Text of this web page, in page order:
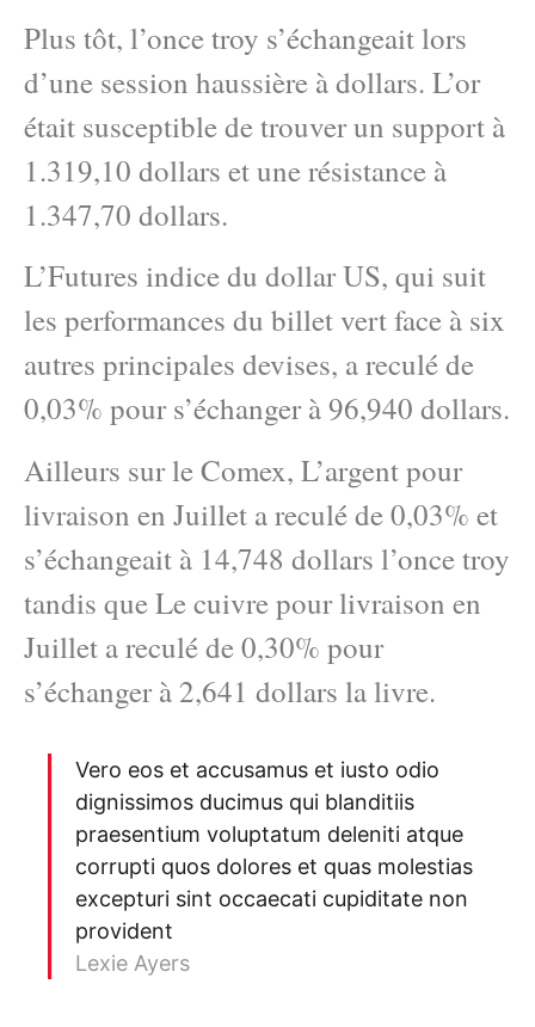
Plus tôt, l’once troy s’échangeait lors
d’une session haussière à dollars. L’or
était susceptible de trouver un support à
1.319,10 dollars et une résistance à
1.347,70 dollars.
L’Futures indice du dollar US, qui suit
les performances du billet vert face à six
autres principales devises, a reculé de
0,03% pour s’échanger à 96,940 dollars.
Ailleurs sur le Comex, L’argent pour
livraison en Juillet a reculé de 0,03% et
s’échangeait à 14,748 dollars l’once troy
tandis que Le cuivre pour livraison en
Juillet a reculé de 0,30% pour
s’échanger à 2,641 dollars la livre.
Vero eos et accusamus et iusto odio
dignissimos ducimus qui blanditiis
praesentium voluptatum deleniti atque
corrupti quos dolores et quas molestias
excepturi sint occaecati cupiditate non
provident
Lexie Ayers